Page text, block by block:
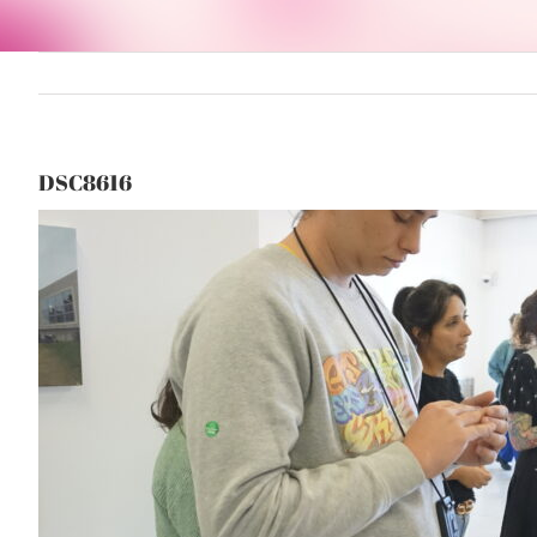
DSC8616